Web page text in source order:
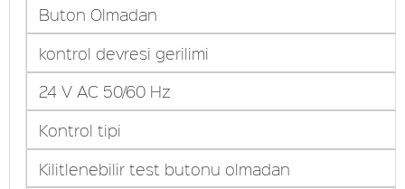
Buton Olmadan
kontrol devresi gerilimi
24 V AC 50/60 Hz
Kontrol tipi
Kilitlenebilir test butonu olmadan